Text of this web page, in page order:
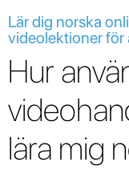
Lär dig norska
videolektioner för
Hur
lära mig